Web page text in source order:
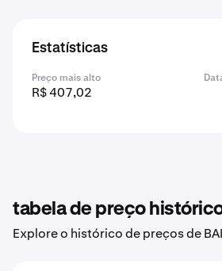
Estatísticas
Preço mais alto
R$ 407,02
tabela de preço
Explore o histórico de preços de